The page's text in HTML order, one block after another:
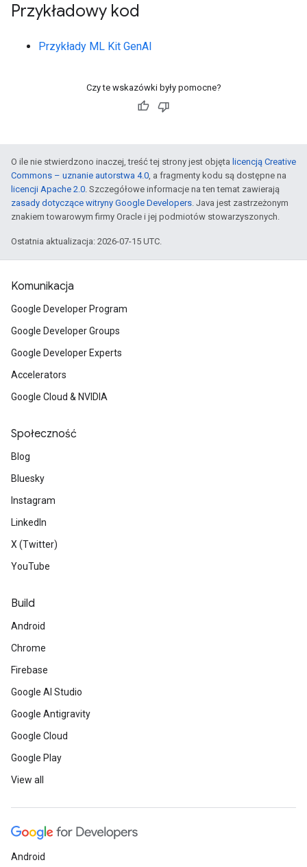
Przykładowy kod
Przykłady ML Kit GenAI
Czy te wskazówki były pomocne?
O ile nie stwierdzono inaczej, treść tej strony jest objęta licencją Creative
Commons – uznanie autorstwa 4.0, a fragmenty kodu są dostępne na
licencji Apache 2.0. Szczegółowe informacje na ten temat zawierają
zasady dotyczące witryny Google Developers. Java jest zastrzeżonym
znakiem towarowym firmy Oracle i jej podmiotów stowarzyszonych.
Ostatnia aktualizacja: 2026-07-15 UTC.
Komunikacja
Google Developer Program
Google Developer Groups
Google Developer Experts
Accelerators
Google Cloud & NVIDIA
Społeczność
Blog
Bluesky
Instagram
LinkedIn
X (Twitter)
YouTube
Build
Android
Chrome
Firebase
Google AI Studio
Google Antigravity
Google Cloud
Google Play
View all
Android